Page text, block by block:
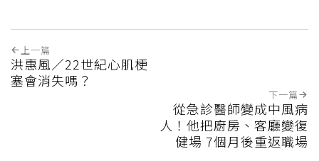
上一篇
洪惠風／22世紀心肌梗
塞會消失嗎？
下一篇
從急診醫師變成中風病
人！他把廚房、客廳變復
健場 7個月後重返職場